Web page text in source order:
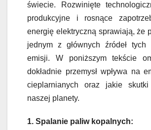
świecie. Rozwinięte
produkcyjne i rosnące
energię elektryczną sprawiają, że
jednym z głównych źródeł tych
emisji. W poniższym tekście
dokładnie przemysł wpływa na
cieplarnianych oraz jakie
naszej planety.
1. Spalanie paliw kopalnych: